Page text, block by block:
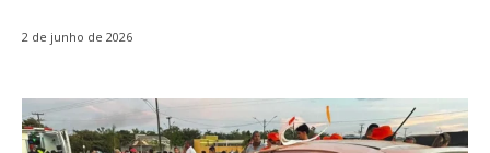
2 de junho de 2026